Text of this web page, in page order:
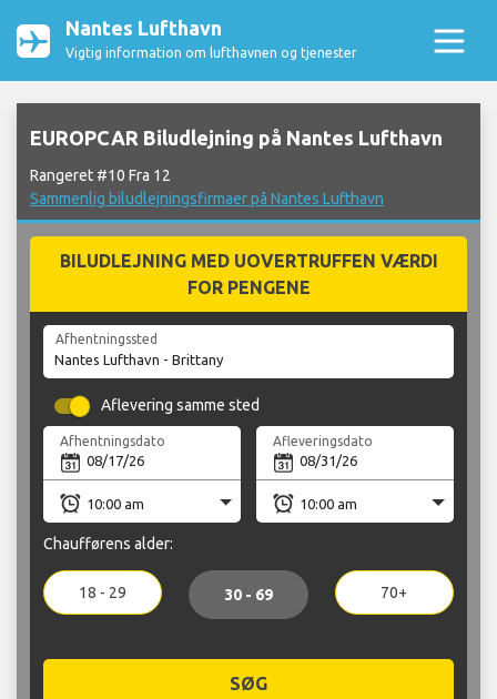
Nantes Lufthavn
Vigtig information om lufthavnen og tjenester
EUROPCAR Biludlejning på Nantes Lufthavn
Rangeret #10 Fra 12
Sammenlig biludlejningsfirmaer på Nantes Lufthavn
BILUDLEJNING MED UOVERTRUFFEN VÆRDI
FOR PENGENE
Afhentningssted
Aflevering samme sted
Afhentningsdato Afleveringsdato
Chaufførens alder:
18 - 29 30 - 69 70+
SØG